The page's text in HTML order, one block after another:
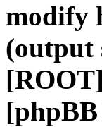
modify
(output